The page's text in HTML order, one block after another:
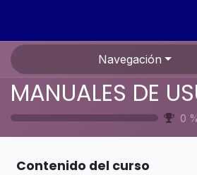
Navegación
0 %
Contenido del curso